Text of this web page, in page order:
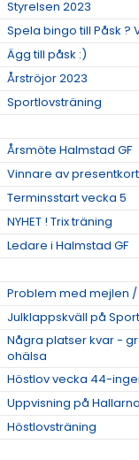
Styrelsen 2023
Spela bingo till Påsk ?
Ägg till påsk :)
Årströjor 2023
Sportlovsträning
Årsmöte Halmstad GF
Vinnare av
Terminsstart vecka 5
NYHET ! Trix träning
Ledare i Halmstad GF
Problem med mejlen
Julklappskväll på
Några platser kvar -
ohälsa
Höstlov vecka 44-
Uppvisning på Hallarna
Höstlovsträning